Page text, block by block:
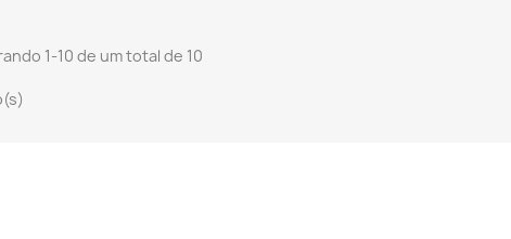
1-10 de um total de 10